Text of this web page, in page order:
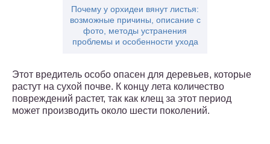
Почему у орхидеи вянут листья:
возможные причины, описание с
фото, методы устранения
проблемы и особенности ухода
Этот вредитель особо опасен для деревьев, которые
растут на сухой почве. К концу лета количество
повреждений растет, так как клещ за этот период
может производить около шести поколений.